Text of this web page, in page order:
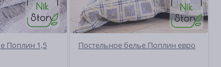
Поплин 1,5 Постельное белье Поплин евро